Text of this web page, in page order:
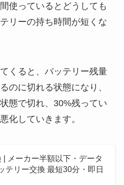
使っているとどうしても
リーの持ち時間が短くな
くると、バッテリー残量
のに切れる状態になり、
態で切れ、30%残ってい
化していきます。
メーカー半額以下・データ
テリー交換 最短30分・即日